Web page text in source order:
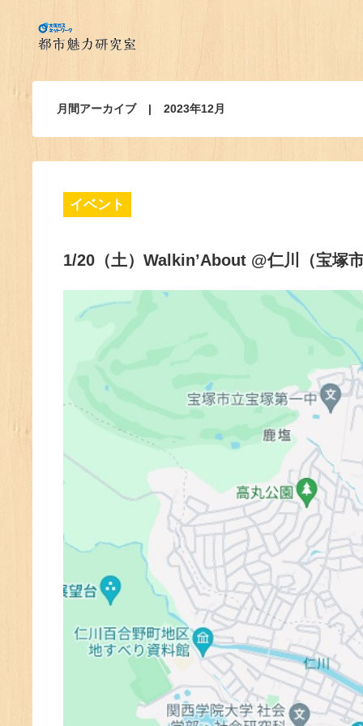
月間アーカイブ 2023年12月
イベント
1/20（土）Walkin’About @仁川（宝塚